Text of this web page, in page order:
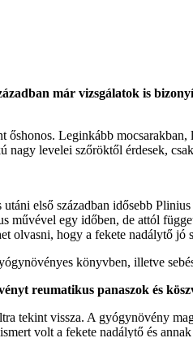
már vizsgálatok is
őshonos. Leginkább
levelei szőröktől érdesek,
első században idősebb
művével egy időben, de attól
olvasni, hogy a fekete nadálytő jó
könyvben, illetve
reumatikus panaszok és
tekint vissza. A gyógynövény
volt a fekete nadálytő és